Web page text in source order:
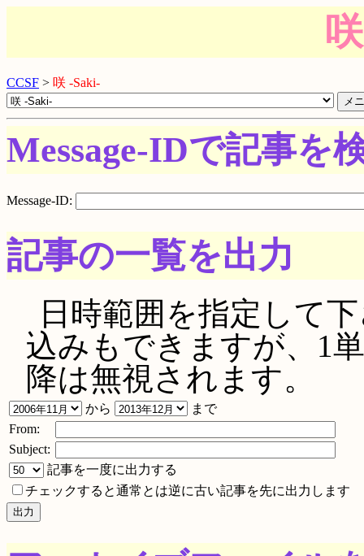
CCSF > 咲 -Saki-
Message-IDで記事を
Message-ID:
記事の一覧を出力
日時範囲を指定して
込みもできますが、1
降は無視されます。
から
まで
From:
Subject:
記事を一度に出力する
チェックすると通常とは逆に古い記事を先に出力します